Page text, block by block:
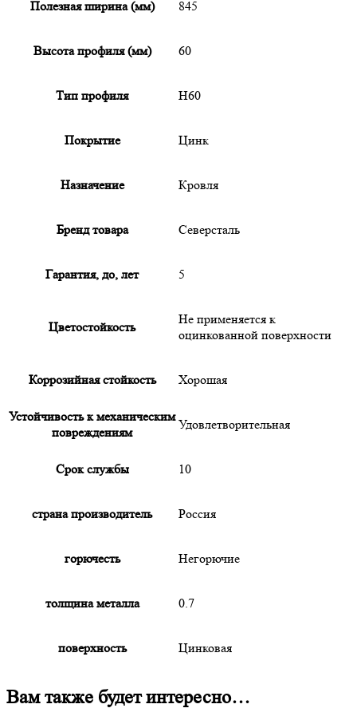
Полезная ширина (мм) 845
Высота профиля (мм) 60
Тип профиля Н60
Покрытие Цинк
Назначение Кровля
Бренд товара Северсталь
Гарантия, до, лет 5
Цветостойкость
Не применяется к
оцинкованной поверхности
Коррозийная стойкость Хорошая
Устойчивость к механическим
повреждениям
Удовлетворительная
Срок службы 10
страна производитель Россия
горючесть Негорючие
толщина металла 0.7
поверхность Цинковая
Вам также будет интересно…